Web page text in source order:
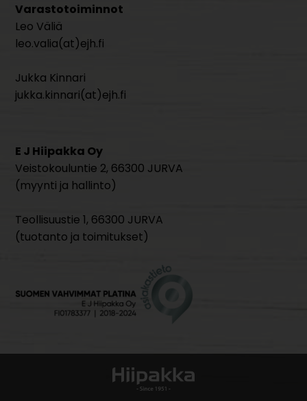
Varastotoiminnot
Leo Väliä
leo.valia(at)ejh.fi
Jukka Kinnari
jukka.kinnari(at)ejh.fi
E J Hiipakka Oy
Veistokouluntie 2, 66300 JURVA
(myynti ja hallinto)
Teollisuustie 1, 66300 JURVA
(tuotanto ja toimitukset)